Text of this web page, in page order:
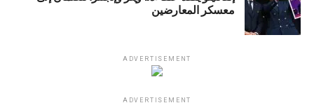
معسكر المعارضين
ADVERTISEMENT
ADVERTISEMENT